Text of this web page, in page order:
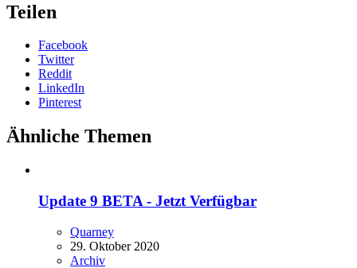
Teilen
Facebook
Twitter
Reddit
LinkedIn
Pinterest
Ähnliche Themen
Update 9 BETA - Jetzt Verfügbar
Quarney
29. Oktober 2020
Archiv